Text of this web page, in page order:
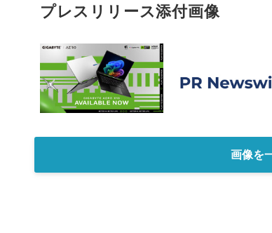
プレスリリース添付画像
画像を